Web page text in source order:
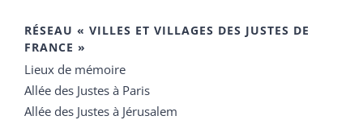
RÉSEAU « VILLES ET VILLAGES DES JUSTES DE
FRANCE »
Lieux de mémoire
Allée des Justes à Paris
Allée des Justes à Jérusalem